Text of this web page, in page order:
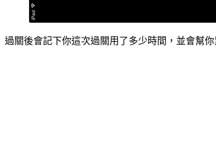
過關後會記下你這次過關用了多少時間，並會幫